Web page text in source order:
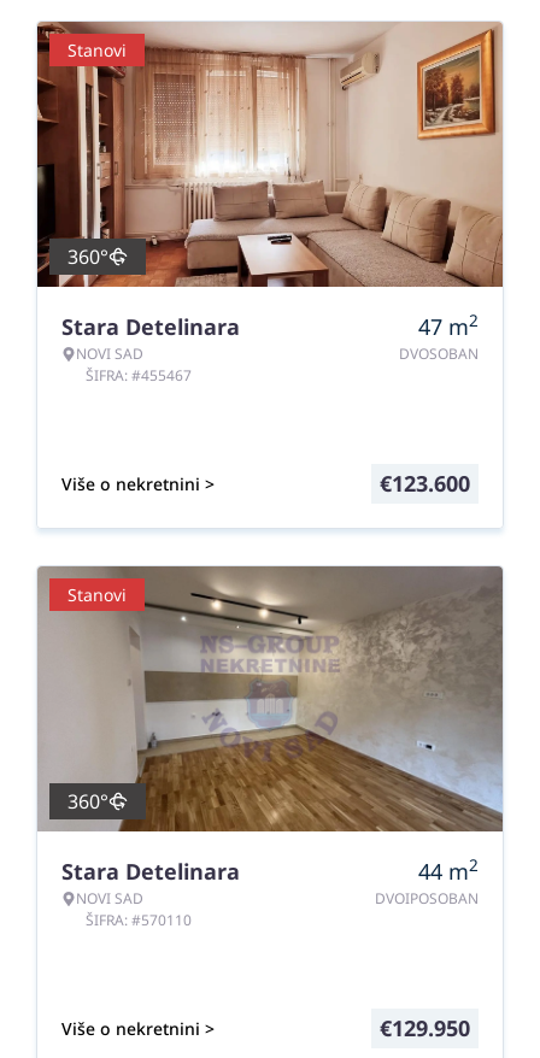
Stanovi
360°
Stara Detelinara
NOVI SAD
ŠIFRA: #455467
47 m2
DVOSOBAN
Više o nekretnini > €123.600
Stanovi
360°
Stara Detelinara
NOVI SAD
ŠIFRA: #570110
44 m2
DVOIPOSOBAN
Više o nekretnini > €129.950